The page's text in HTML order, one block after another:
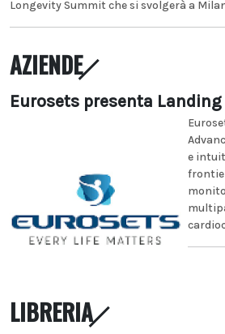
Longevity Summit che si svolgerà a
AZIENDE
Eurosets presenta
e
LIBRERIA